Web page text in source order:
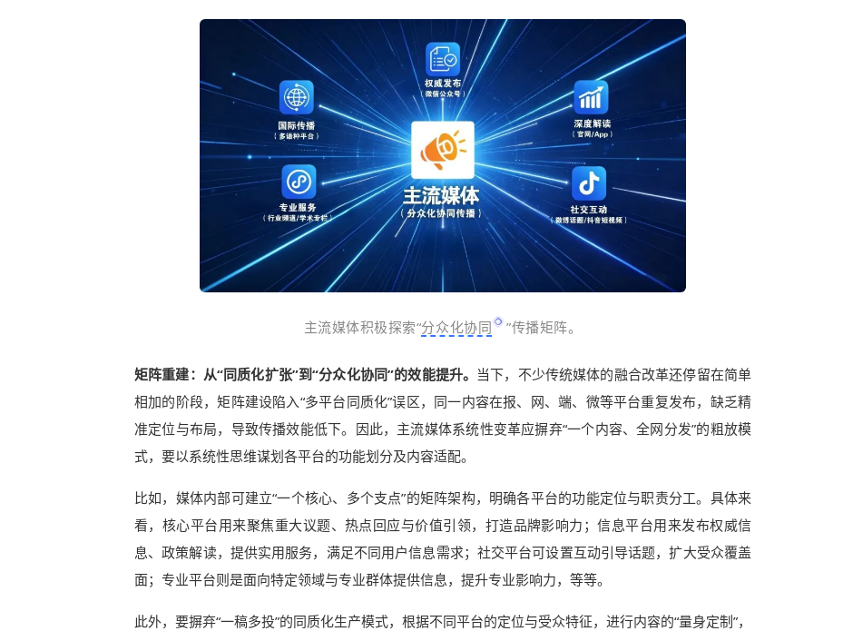
主流媒体积极探索“分众化协同 ”传播矩阵。
矩阵重建：从“同质化扩张”到“分众化协同”的效能提升。 当下，不少传统媒体的融合改革还停留在简单
相加的阶段，矩阵建设陷入“多平台同质化”误区，同一内容在报、网、端、微等平台重复发布，缺乏精
准定位与布局，导致传播效能低下。因此，主流媒体系统性变革应摒弃“一个内容、全网分发”的粗放模
式，要以系统性思维谋划各平台的功能划分及内容适配。
比如，媒体内部可建立“一个核心、多个支点”的矩阵架构，明确各平台的功能定位与职责分工。具体来
看，核心平台用来聚焦重大议题、热点回应与价值引领，打造品牌影响力；信息平台用来发布权威信
息、政策解读，提供实用服务，满足不同用户信息需求；社交平台可设置互动引导话题，扩大受众覆盖
面；专业平台则是面向特定领域与专业群体提供信息，提升专业影响力，等等。
此外，要摒弃“一稿多投”的同质化生产模式，根据不同平台的定位与受众特征，进行内容的“量身定制”，